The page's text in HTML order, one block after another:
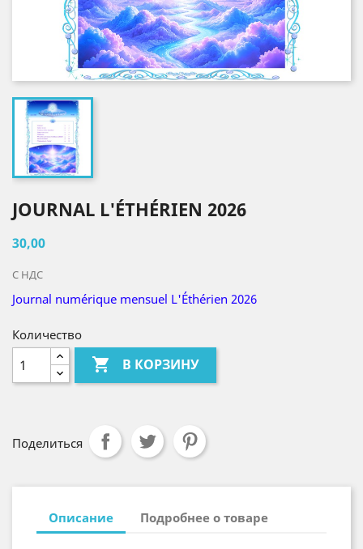
JOURNAL L'ÉTHÉRIEN 2026
30,00
С НДС
Journal numérique mensuel L'Éthérien 2026
Количество
 В КОРЗИНУ
Поделиться
Описание Подробнее о товаре